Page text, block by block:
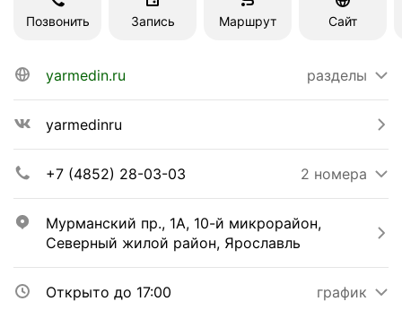
Позвонить Запись Маршрут Сайт
yarmedin.ru разделы
yarmedinru
+7 (4852) 28-03-03 2 номера
Мурманский пр., 1А, 10-й микрорайон,
Северный жилой район, Ярославль
Открыто до 17:00 график